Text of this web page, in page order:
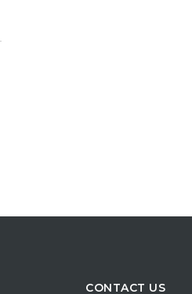
CONTACT US